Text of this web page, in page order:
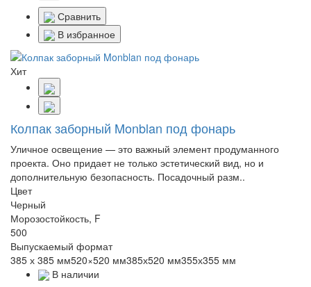
Сравнить
В избранное
Хит
Колпак заборный Monblan под фонарь
Уличное освещение — это важный элемент продуманного
проекта. Оно придает не только эстетический вид, но и
дополнительную безопасность. Посадочный разм..
Цвет
Черный
Морозостойкость, F
500
Выпускаемый формат
385 х 385 мм520×520 мм385х520 мм355х355 мм
В наличии